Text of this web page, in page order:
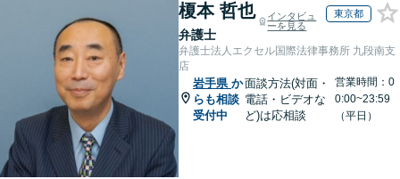
榎本 哲也
弁護士
インタビュ
ーを見る
東京都
弁護士法人エクセル国際法律事務所 九段南支
店
岩手県 か
らも相談
受付中
面談方法(対面・
電話・ビデオな
ど)は応相談
営業時間：0
0:00~23:59
（平日）